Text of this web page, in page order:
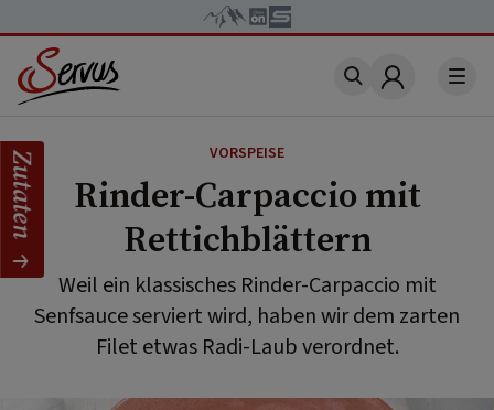
Account
VORSPEISE
Rinder-Carpaccio mit
Rettichblättern
Weil ein klassisches Rinder-Carpaccio mit
Senfsauce serviert wird, haben wir dem zarten
Filet etwas Radi-Laub verordnet.
Zutaten